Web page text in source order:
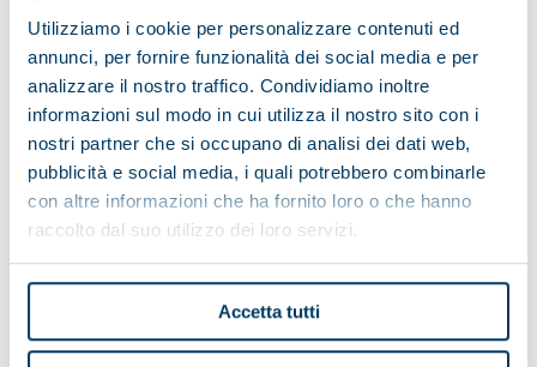
Utilizziamo i cookie per personalizzare contenuti ed
annunci, per fornire funzionalità dei social media e per
analizzare il nostro traffico. Condividiamo inoltre
informazioni sul modo in cui utilizza il nostro sito con i
nostri partner che si occupano di analisi dei dati web,
pubblicità e social media, i quali potrebbero combinarle
con altre informazioni che ha fornito loro o che hanno
raccolto dal suo utilizzo dei loro servizi.
Accetta tutti
respect des dispositions légales et réglementaires.
La fourniture des données est facultative.
Toutefois, le refus de la personne intéressée de fournir ses
données à caractère personnel pour les finalités visées aux
points b), c) ou d) empêchera le Titulaire du traitement
d’envoyer des propositions commerciales et des
informations sur les activités de la société.
Les opérations de traitement seront effectuées par des
préposés désignés par le Titulaire et/ou par le Responsable